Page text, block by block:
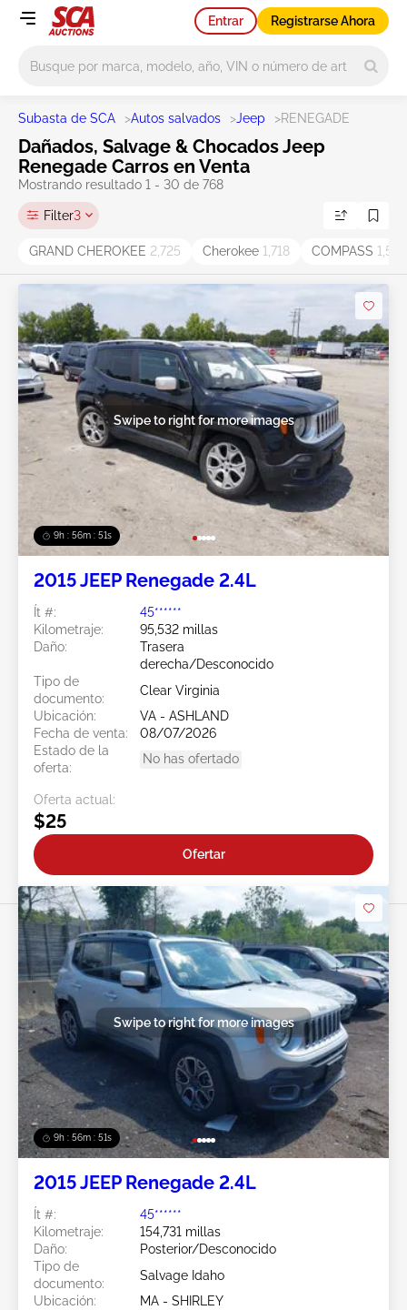
Entrar Registrarse Ahora
Subasta de SCA >Autos salvados >Jeep >RENEGADE
Dañados, Salvage & Chocados Jeep
Renegade Carros en Venta
Mostrando resultado 1 - 30 de 768
Filter3
GRAND CHEROKEE 2,725 Cherokee 1,718 COMPASS 1,519
9h : 56m : 49s
Swipe to right for more images
2015 JEEP Renegade 2.4L
Ít #:
45******
Kilometraje:
95,532 millas
Daño:
Trasera
derecha/Desconocido
Tipo de
documento:
Clear Virginia
Ubicación:
VA - ASHLAND
Fecha de venta:
08/07/2026
Estado de la
oferta:
No has ofertado
Oferta actual:
$25
Ofertar
9h : 56m : 49s
Swipe to right for more images
2015 JEEP Renegade 2.4L
Ít #:
45******
Kilometraje:
154,731 millas
Daño:
Posterior/Desconocido
Tipo de
documento:
Salvage Idaho
Ubicación:
MA - SHIRLEY